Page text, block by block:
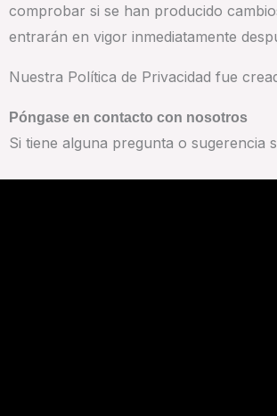
comprobar si se han producido
entrarán en vigor inmediatamente
Nuestra Política de Privacidad fue
Póngase en contacto con nosotros
Si tiene alguna pregunta o